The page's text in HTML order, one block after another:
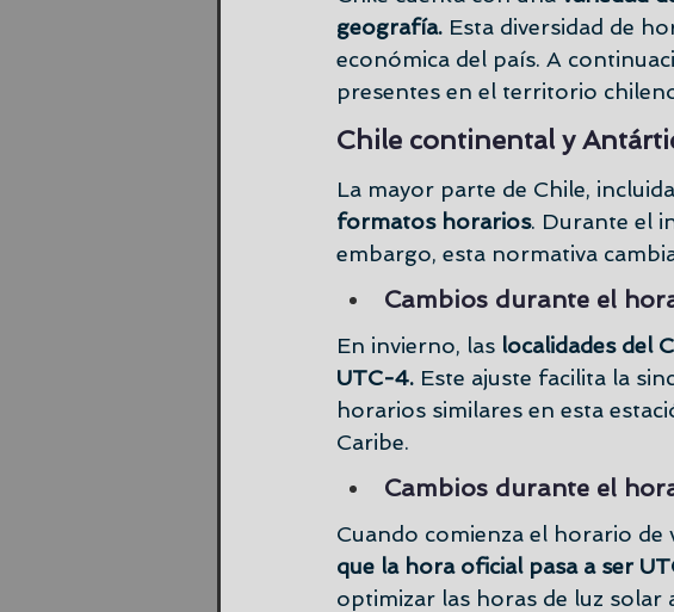
geografía. Esta diversidad de
económica del país. A
presentes en el territorio
Chile continental y
La mayor parte de Chile,
formatos horarios. Durante el
embargo, esta normativa
Cambios durante el
En invierno, las localidades del
UTC-4. Este ajuste facilita la
horarios similares en esta
Caribe.
Cambios durante el
Cuando comienza el horario de
que la hora oficial pasa a ser
optimizar las horas de luz solar